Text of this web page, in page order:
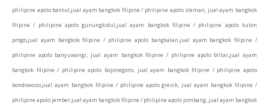
philipine apolo bantul,jual ayam bangkok filipine / philipine apolo sleman, jual ayam bangkok
filipine / philipine apolo gunungkidul,jual ayam bangkok filipine / philipine apolo kulon
progo,jual ayam bangkok filipine / philipine apolo bangkalan,jual ayam bangkok filipine /
philipine apolo banyuwangi, jual ayam bangkok filipine / philipine apolo blitar,jual ayam
bangkok filipine / philipine apolo bojonegoro, jual ayam bangkok filipine / philipine apolo
bondowoso,jual ayam bangkok filipine / philipine apolo gresik, jual ayam bangkok filipine /
philipine apolo jember,jual ayam bangkok filipine / philipine apolo jombang, jual ayam bangkok